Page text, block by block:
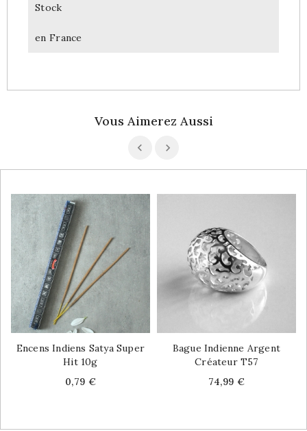
Stock
en France
Vous Aimerez Aussi
Encens Indiens Satya Super
Hit 10g
Price
0,79 €
Bague Indienne Argent
Créateur T57
Price
74,99 €